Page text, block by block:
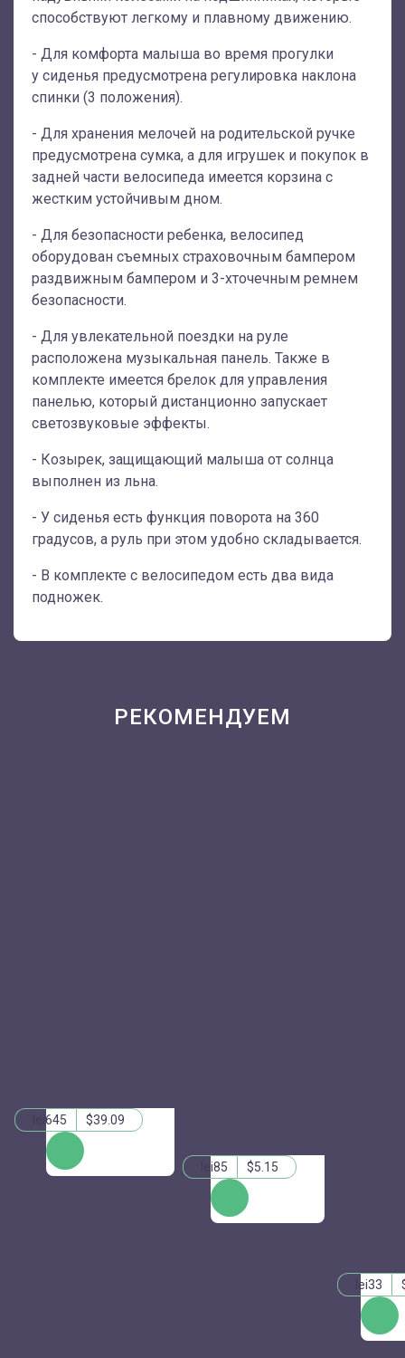
способствуют легкому и плавному движению.
- Для комфорта малыша во время прогулки
у сиденья предусмотрена регулировка наклона
спинки (3 положения).
- Для хранения мелочей на родительской ручке
предусмотрена сумка, а для игрушек и покупок в
задней части велосипеда имеется корзина с
жестким устойчивым дном.
- Для безопасности ребенка, велосипед
оборудован съемных страховочным бампером
раздвижным бампером и 3-хточечным ремнем
безопасности.
- Для увлекательной поездки на руле
расположена музыкальная панель. Также в
комплекте имеется брелок для управления
панелью, который дистанционно запускает
светозвуковые эффекты.
- Козырек, защищающий малыша от солнца
выполнен из льна.
- У сиденья есть функция поворота на 360
градусов, а руль при этом удобно складывается.
- В комплекте с велосипедом есть два вида
подножек.
РЕКОМЕНДУЕМ
lei645 $39.09
ЗАКАЗАТЬ
lei85 $5.15
КУПИТЬ
lei33